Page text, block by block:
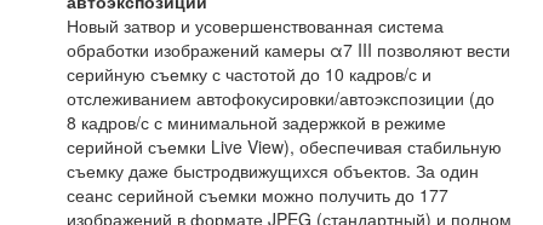
Новый затвор и усовершенствованная система
обработки изображений камеры α7 III позволяют вести
серийную съемку с частотой до 10 кадров/с и
отслеживанием автофокусировки/автоэкспозиции (до
8 кадров/с с минимальной задержкой в режиме
серийной съемки Live View), обеспечивая стабильную
съемку даже быстродвижущихся объектов. За один
сеанс серийной съемки можно получить до 177
изображений в формате JPEG (стандартный) и полном